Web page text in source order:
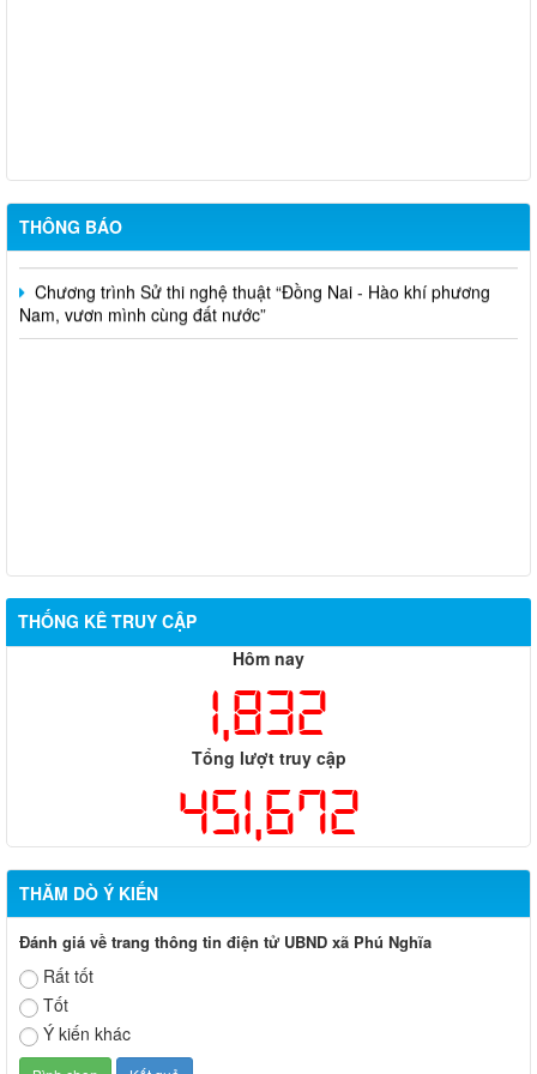
THÔNG BÁO
Thông báo gia hạn thời gian nhận tác phẩm tham dự Cuộc thi
và Triển lãm Mỹ thuật ứng dụng toàn quốc Lần thứ 6
Chương trình Sử thi nghệ thuật “Đồng Nai - Hào khí phương
Nam, vươn mình cùng đất nước”
THỐNG KÊ TRUY CẬP
Hôm nay
1,832
Tổng lượt truy cập
451,672
THĂM DÒ Ý KIẾN
Đánh giá về trang thông tin điện tử UBND xã Phú Nghĩa
Rất tốt
Tốt
Ý kiến khác